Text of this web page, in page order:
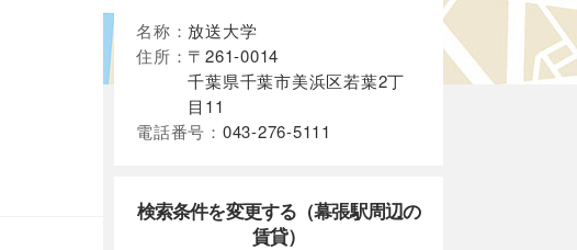
名称： 放送大学
住所： 〒261-0014
千葉県千葉市美浜区若葉2丁
目11
電話番号： 043-276-5111
検索条件を変更する（幕張駅周辺の
賃貸）